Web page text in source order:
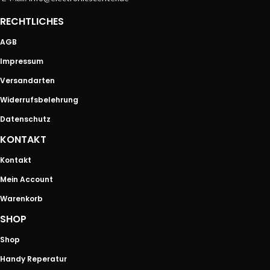
RECHTLICHES
AGB
Impressum
Versandarten
Widerrufsbelehrung
Datenschutz
KONTAKT
Kontakt
Mein Account
Warenkorb
SHOP
Shop
Handy Reperatur